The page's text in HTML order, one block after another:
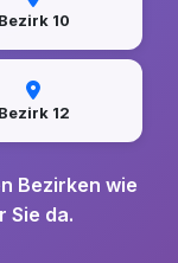
Bezirk 10
Bezirk 12
Bezirken wie
Sie da.